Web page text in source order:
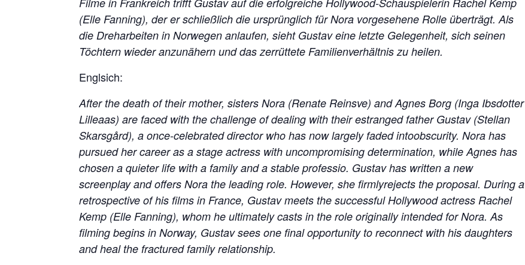
(Elle Fanning), der er schließlich die ursprünglich für Nora vorgesehene Rolle überträgt. Als
die Dreharbeiten in Norwegen anlaufen, sieht Gustav eine letzte Gelegenheit, sich seinen
Töchtern wieder anzunähern und das zerrüttete Familienverhältnis zu heilen.
Englsich:
After the death of their mother, sisters Nora (Renate Reinsve) and Agnes Borg (Inga Ibsdotter
Lilleaas) are faced with the challenge of dealing with their estranged father Gustav (Stellan
Skarsgård), a once-celebrated director who has now largely faded intoobscurity. Nora has
pursued her career as a stage actress with uncompromising determination, while Agnes has
chosen a quieter life with a family and a stable professio. Gustav has written a new
screenplay and offers Nora the leading role. However, she firmlyrejects the proposal. During a
retrospective of his films in France, Gustav meets the successful Hollywood actress Rachel
Kemp (Elle Fanning), whom he ultimately casts in the role originally intended for Nora. As
filming begins in Norway, Gustav sees one final opportunity to reconnect with his daughters
and heal the fractured family relationship.